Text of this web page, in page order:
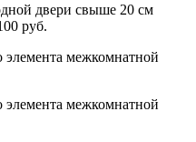
двери свыше 20 см
руб.
элемента межкомнатной
элемента межкомнатной